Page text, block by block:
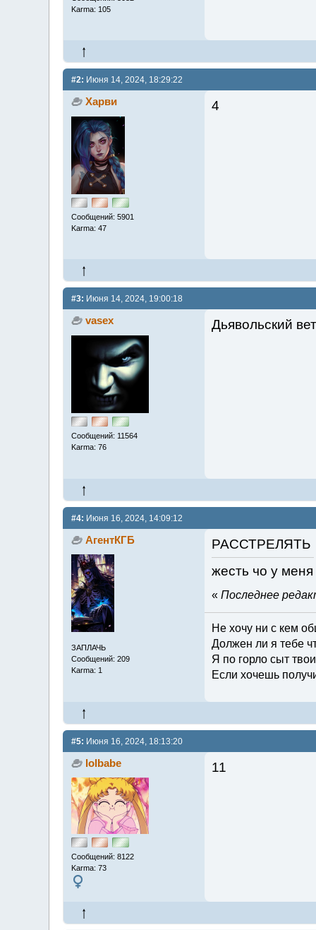
Karma: 105
#2: Июня 14, 2024, 18:29:22
Харви
Сообщений: 5901
Karma: 47
4
#3: Июня 14, 2024, 19:00:18
vasex
Сообщений: 11564
Karma: 76
Дьявольский
#4: Июня 16, 2024, 14:09:12
АгентКГБ
ЗАПЛАЧЬ
Сообщений: 209
Karma: 1
РАССТРЕЛЯТЬ
жесть чо у
« Последнее
Не хочу ни с кем
Должен ли я тебе
Я по горло сыт
Если хочешь
#5: Июня 16, 2024, 18:13:20
lolbabe
Сообщений: 8122
Karma: 73
11